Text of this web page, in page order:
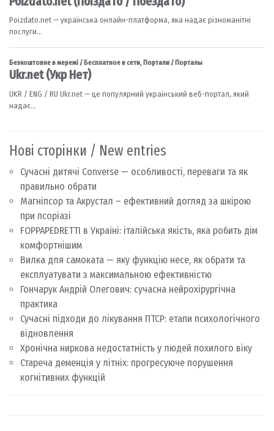
Нові сторінки / New entries
Сучасні дитячі Converse — особливості, переваги та як
правильно обрати
Магніпсор та Акрустал – ефективний догляд за шкірою
при псоріазі
FOPPAPEDRETTI в Україні: італійська якість, яка робить дім
комфортнішим
Вилка для самоката — яку функцію несе, як обрати та
експлуатувати з максимальною ефективністю
Гончарук Андрій Олегович: сучасна нейрохірургічна
практика
Сучасні підходи до лікування ПТСР: етапи психологічного
відновлення
Хронічна ниркова недостатність у людей похилого віку
Стареча деменція у літніх: прогресуюче порушення
когнітивних функцій